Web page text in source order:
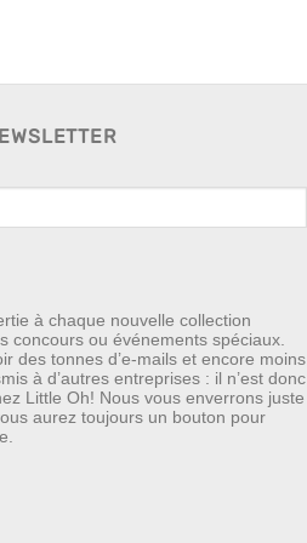
à chaque nouvelle collection
concours ou événements spéciaux.
des tonnes d’e-mails et encore moins
à d’autres entreprises : il n’est donc
Little Oh! Nous vous enverrons juste
aurez toujours un bouton pour